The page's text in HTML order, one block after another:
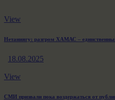
View
Нетаниягу: разгром ХАМАС –
18.08.2025
View
СМИ призвали пока воздержаться от